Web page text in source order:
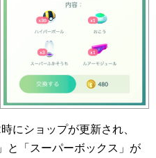
にショップが更新され、
と「スーパーボックス」が